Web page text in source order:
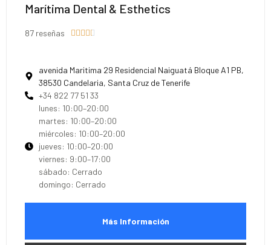
Marítima Dental & Esthetics
87 reseñas     
avenida Maritima 29 Residencial Naiguatá Bloque A1 PB,
38530 Candelaria, Santa Cruz de Tenerife
+34 822 77 51 33
lunes: 10:00–20:00
martes: 10:00–20:00
miércoles: 10:00–20:00
jueves: 10:00–20:00
viernes: 9:00–17:00
sábado: Cerrado
domingo: Cerrado
Más Información